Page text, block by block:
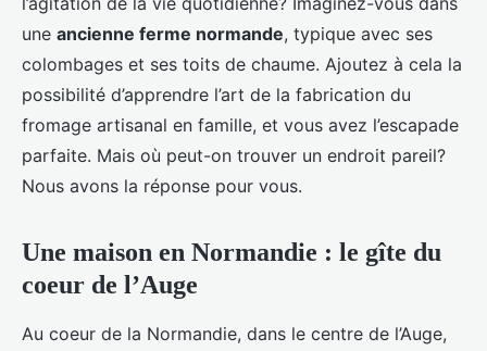
une ancienne ferme normande, typique avec ses
colombages et ses toits de chaume. Ajoutez à cela la
possibilité d’apprendre l’art de la fabrication du
fromage artisanal en famille, et vous avez l’escapade
parfaite. Mais où peut-on trouver un endroit pareil?
Nous avons la réponse pour vous.
Une maison en Normandie : le gîte du
coeur de l’Auge
Au coeur de la Normandie, dans le centre de l’Auge,